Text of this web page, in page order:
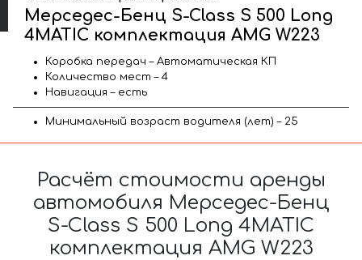
Мерседес-Бенц S-Class S 500 Long
4MATIC комплектация AMG W223
Коробка передач – Автоматическая КП
Количество мест – 4
Навигация – есть
Минимальный возраст водителя (лет) – 25
Расчёт стоимости аренды
автомобиля Мерседес-Бенц
S-Class S 500 Long 4MATIC
комплектация AMG W223